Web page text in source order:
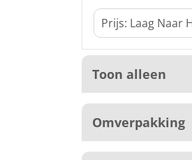
Toon alleen
Omverpakking